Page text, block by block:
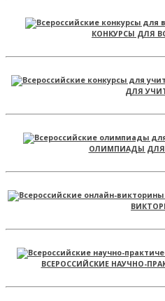
КОНКУРСЫ ДЛЯ
ДЛЯ
ОЛИМПИАДЫ
ВСЕРОССИЙСКИЕ НАУЧНО-